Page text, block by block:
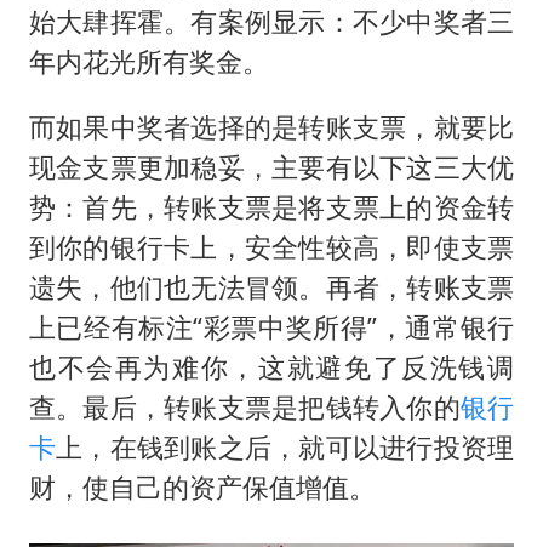
始大肆挥霍。有案例显示：不少中奖者三
年内花光所有奖金。
而如果中奖者选择的是转账支票，就要比
现金支票更加稳妥，主要有以下这三大优
势：首先，转账支票是将支票上的资金转
到你的银行卡上，安全性较高，即使支票
遗失，他们也无法冒领。再者，转账支票
上已经有标注“彩票中奖所得”，通常银行
也不会再为难你，这就避免了反洗钱调
查。最后，转账支票是把钱转入你的银行
卡上，在钱到账之后，就可以进行投资理
财，使自己的资产保值增值。